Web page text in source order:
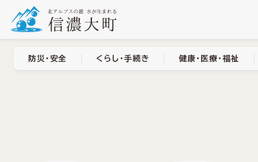
防災・安全 くらし・手続き 健康・医療・福祉